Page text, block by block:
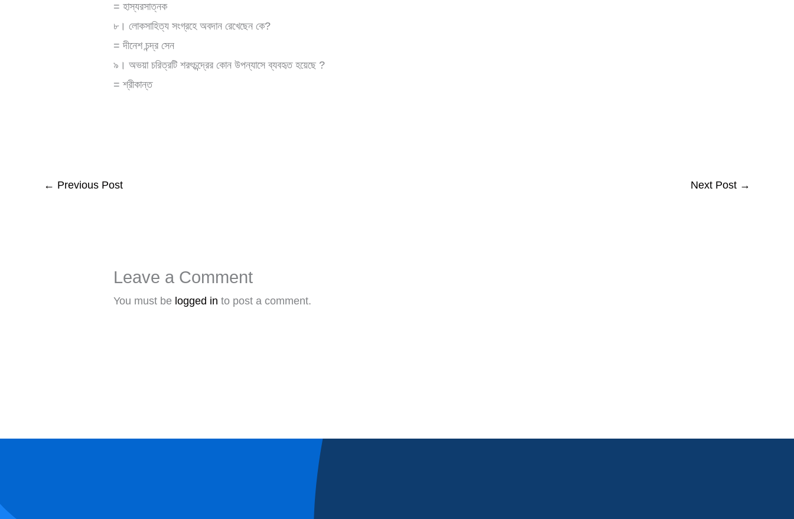
= হাস্যরসাত্নক
৮। লোকসাহিত্য সংগ্রহে অবদান রেখেছেন কে?
= দীনেশ চন্দ্র সেন
৯। অভয়া চরিত্রটি শরৎচন্দ্রের কোন উপন্যাসে ব্যবহৃত হয়েছে ?
= শ্রীকান্ত
← Previous Post Next Post →
Leave a Comment
You must be logged in to post a comment.